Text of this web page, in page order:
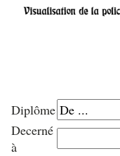
Diplôme
Decerné
à